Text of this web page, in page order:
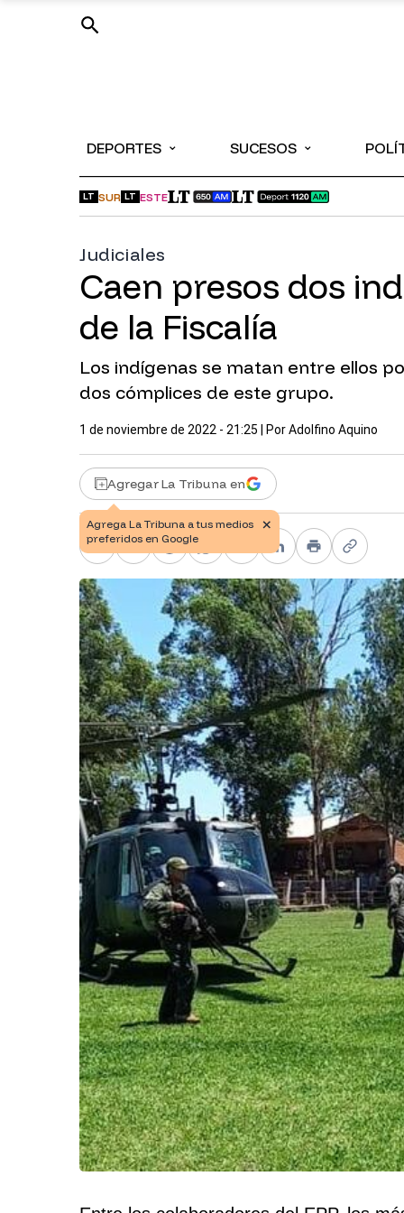
DEPORTES ⌄ SUCESOS ⌄
LT SUR LT ESTE
Judiciales
Caen presos dos
de la Fiscalía
Los indígenas se matan entre ellos
dos cómplices de este grupo.
1 de noviembre de 2022 - 21:25 | PorAdolfino Aquino
Agregar La Tribuna en
Facebook
X TelegramWhatsApp
PinterestLinkedIn
PrintCopy